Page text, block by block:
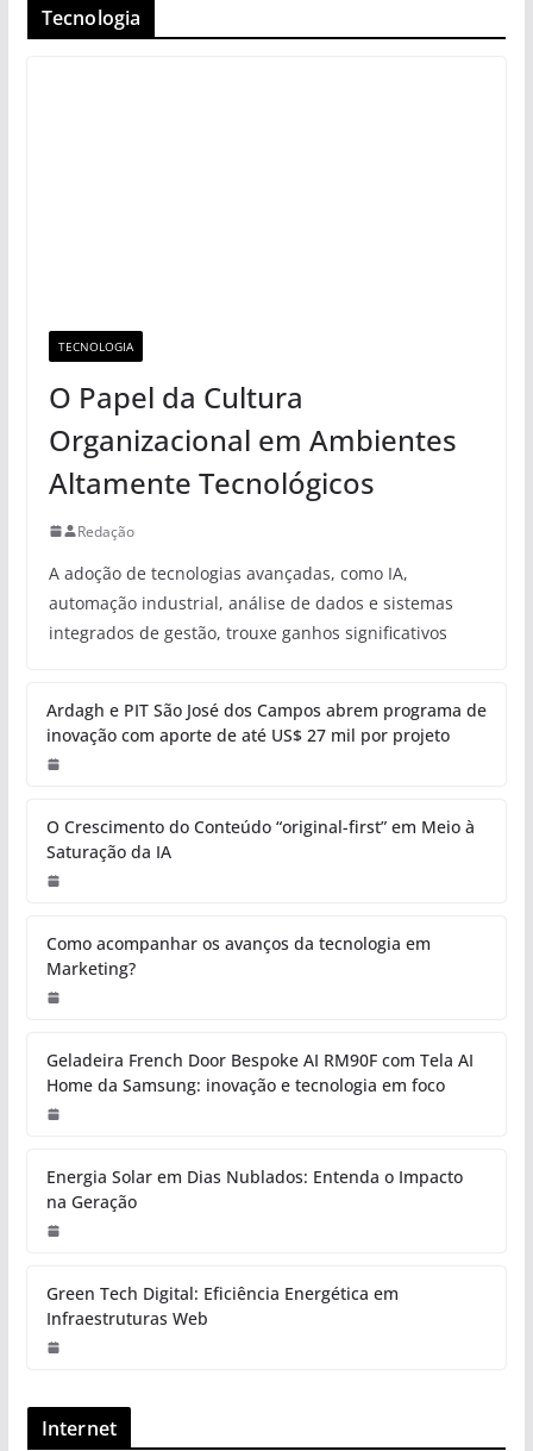
Tecnologia
TECNOLOGIA
O Papel da Cultura
Organizacional em Ambientes
Altamente Tecnológicos
Redação
A adoção de tecnologias avançadas, como IA,
automação industrial, análise de dados e sistemas
integrados de gestão, trouxe ganhos significativos
Ardagh e PIT São José dos Campos abrem programa de
inovação com aporte de até US$ 27 mil por projeto
O Crescimento do Conteúdo “original-first” em Meio à
Saturação da IA
Como acompanhar os avanços da tecnologia em
Marketing?
Geladeira French Door Bespoke AI RM90F com Tela AI
Home da Samsung: inovação e tecnologia em foco
Energia Solar em Dias Nublados: Entenda o Impacto
na Geração
Green Tech Digital: Eficiência Energética em
Infraestruturas Web
Internet